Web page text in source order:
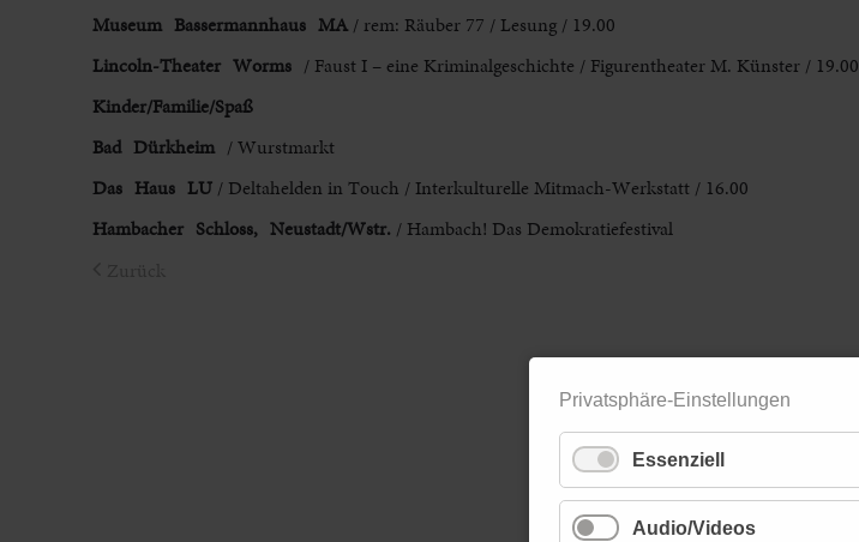
Museum Bassermannhaus MA/ rem: Räuber 77 / Lesung / 19.00
Lincoln-Theater Worms / Faust I – eine Kriminalgeschichte / Figurentheater M. Künster / 19.00
Kinder/Familie/Spaß
Bad Dürkheim / Wurstmarkt
Das Haus LU/ Deltahelden in Touch / Interkulturelle Mitmach-Werkstatt / 16.00
Hambacher Schloss, Neustadt/Wstr. / Hambach! Das Demokratiefestival
Privatsphäre-Einstellungen
Essenziell
Audio/Videos